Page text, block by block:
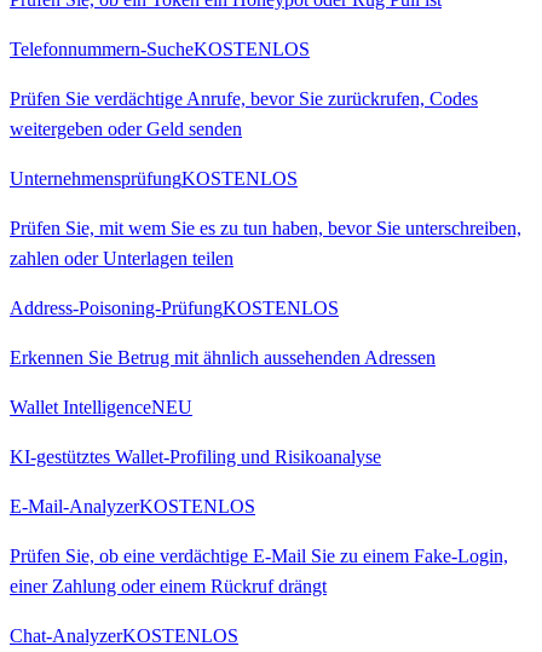
Telefonnummern-SucheKOSTENLOS
Prüfen Sie verdächtige Anrufe, bevor Sie zurückrufen, Codes
weitergeben oder Geld senden
UnternehmensprüfungKOSTENLOS
Prüfen Sie, mit wem Sie es zu tun haben, bevor Sie unterschreiben,
zahlen oder Unterlagen teilen
Address-Poisoning-PrüfungKOSTENLOS
Erkennen Sie Betrug mit ähnlich aussehenden Adressen
Wallet IntelligenceNEU
KI-gestütztes Wallet-Profiling und Risikoanalyse
E-Mail-AnalyzerKOSTENLOS
Prüfen Sie, ob eine verdächtige E-Mail Sie zu einem Fake-Login,
einer Zahlung oder einem Rückruf drängt
Chat-AnalyzerKOSTENLOS